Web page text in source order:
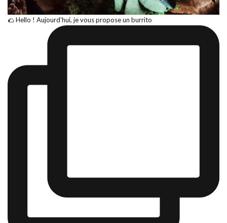
🌮 Hello ! Aujourd’hui, je vous propose un burrito